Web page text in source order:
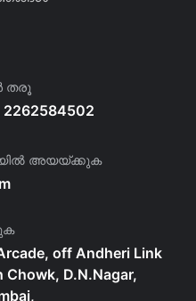
തരൂ
2262584502
അയയ്ക്കുക
off Andheri Link
Chowk, D.N.Nagar,